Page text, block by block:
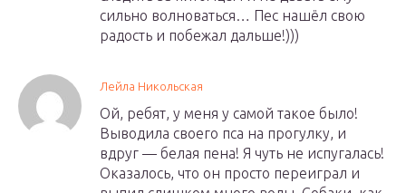
сильно волноваться… Пес нашёл свою
радость и побежал дальше!)))
Лейла Никольская
Ой, ребят, у меня у самой такое было!
Выводила своего пса на прогулку, и
вдруг — белая пена! Я чуть не испугалась!
Оказалось, что он просто переиграл и